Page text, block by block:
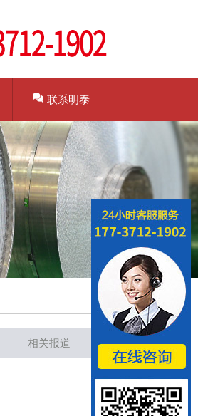
联系明泰
相关报道